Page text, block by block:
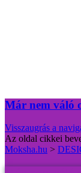
Már nem váló
Visszaugrás a
Az oldal cikkei
Moksha.hu >